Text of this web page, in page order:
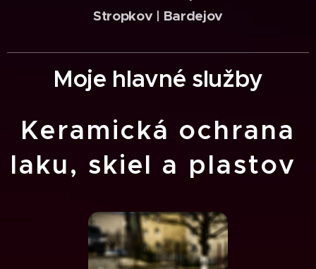
Stropkov | Bardejov
Moje hlavné služby
Keramická ochrana
laku, skiel a plastov